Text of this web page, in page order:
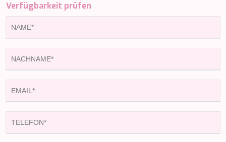
Verfügbarkeit prüfen
JUNIOR
KAPTAN KADIR
KIAWAH II
KING BENJI
L'HIPPOCAMPE
LA LOEVIE